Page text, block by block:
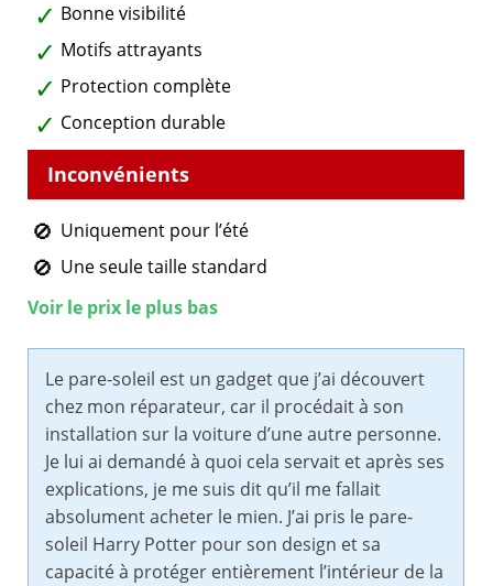
Bonne visibilité
Motifs attrayants
Protection complète
Conception durable
Uniquement pour l’été
Une seule taille standard
Voir le prix le plus bas
Le pare-soleil est un gadget que j’ai découvert
chez mon réparateur, car il procédait à son
installation sur la voiture d’une autre personne.
Je lui ai demandé à quoi cela servait et après ses
explications, je me suis dit qu’il me fallait
absolument acheter le mien. J’ai pris le pare-
soleil Harry Potter pour son design et sa
capacité à protéger entièrement l’intérieur de la